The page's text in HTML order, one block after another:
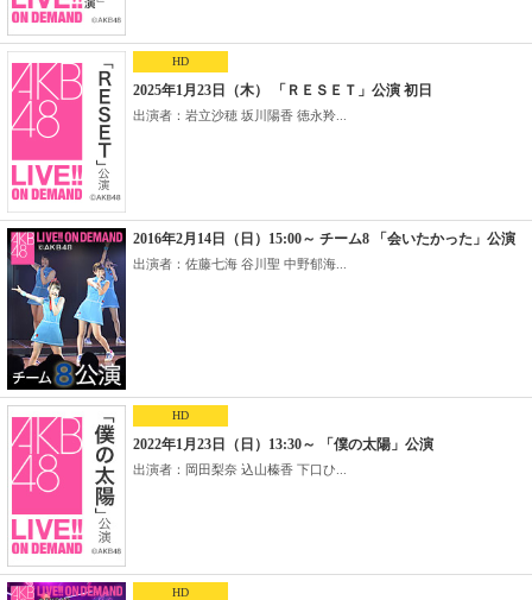
HD
2025年1月23日（木） 「ＲＥＳＥＴ」公演 初日
出演者：岩立沙穂 坂川陽香 徳永羚...
2016年2月14日（日）15:00～ チーム8 「会いたかった」公演
出演者：佐藤七海 谷川聖 中野郁海...
HD
2022年1月23日（日）13:30～ 「僕の太陽」公演
出演者：岡田梨奈 込山榛香 下口ひ...
HD